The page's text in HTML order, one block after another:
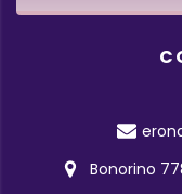
Bonorino